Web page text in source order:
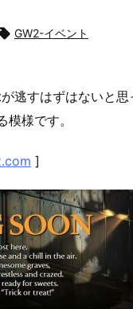
GW2-イベント
逃すはずはないと
様です。
]